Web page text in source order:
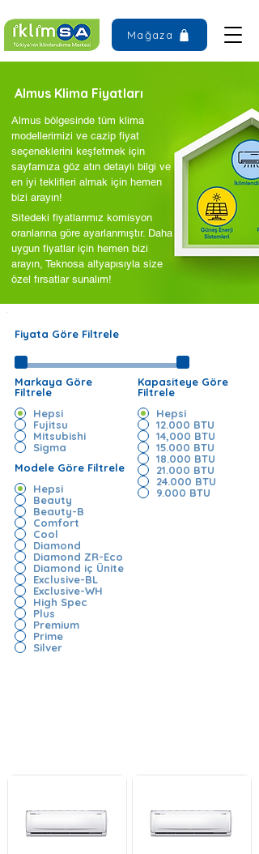
Mağaza
Almus Klima Fiyatları
Almus bölgesinde tüm klima
modellerimizi ve cazip fiyat
seçeneklerini keşfetmek için
sayfamıza göz atın detaylı bilgi ve
en iyi teklifleri almak için hemen
bizi arayın!
Sitedeki fiyatlarımız komisyon
oranlarına göre ayarlanmıştır. Daha
uygun fiyatlar için hemen bizi
arayın, Teknosa altyapısıyla size
özel fırsatlar sunalım!
Fiyata Göre Filtrele
Markaya Göre
Filtrele
Hepsi
Fujitsu
Mitsubishi
Sigma
Modele Göre Filtrele
Hepsi
Beauty
Beauty-B
Comfort
Cool
Diamond
Diamond ZR-Eco
Diamond iç Ünite
Exclusive-BL
Exclusive-WH
High Spec
Plus
Premium
Prime
Silver
Kapasiteye Göre
Filtrele
Hepsi
12.000 BTU
14,000 BTU
15.000 BTU
18.000 BTU
21.000 BTU
24.000 BTU
9.000 BTU